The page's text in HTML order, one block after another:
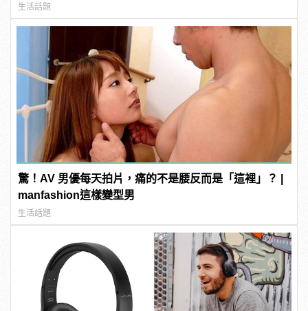
男
生活話題
驚！AV 男優每天拍片，痛的不是腰反而是「這裡」？ |
manfashion這樣變型男
生活話題